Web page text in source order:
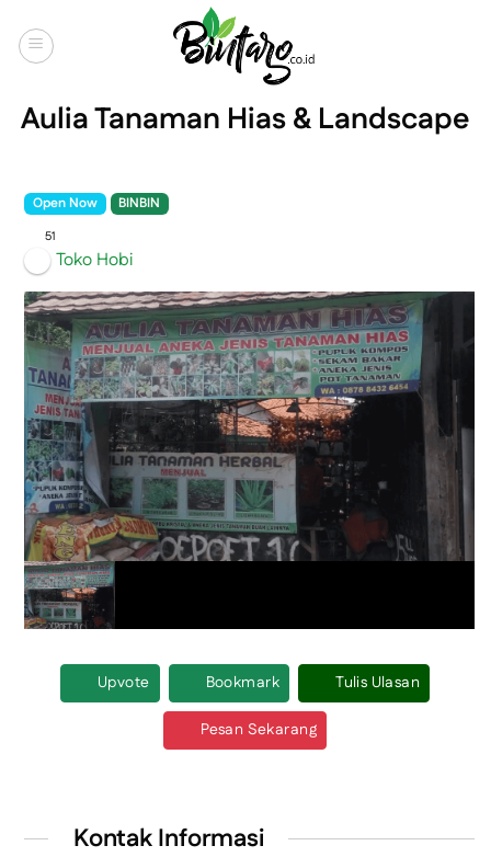
content
Aulia Tanaman Hias & Landscape
Open Now BINBIN
51
Toko Hobi
Upvote Bookmark Tulis Ulasan
Pesan Sekarang
Kontak Informasi